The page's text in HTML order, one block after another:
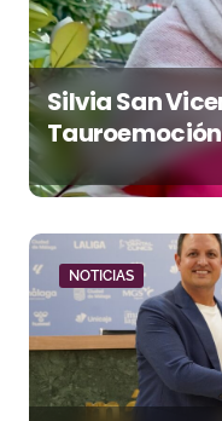
Silvia San
Tauroemoción
«Todas las
quieren venir
NOTICIAS